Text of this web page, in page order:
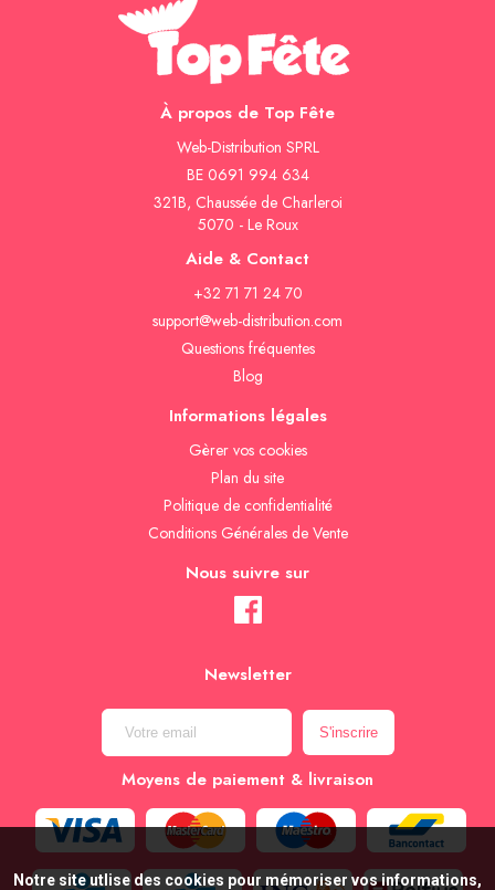
À propos de Top Fête
Web-Distribution SPRL
BE 0691 994 634
321B, Chaussée de Charleroi
5070 - Le Roux
Aide & Contact
+32 71 71 24 70
support@web-distribution.com
Questions fréquentes
Blog
Informations légales
Gèrer vos cookies
Plan du site
Politique de confidentialité
Conditions Générales de Vente
Nous suivre sur
Newsletter
Moyens de paiement & livraison
Notre site utlise des cookies pour mémoriser vos informations,